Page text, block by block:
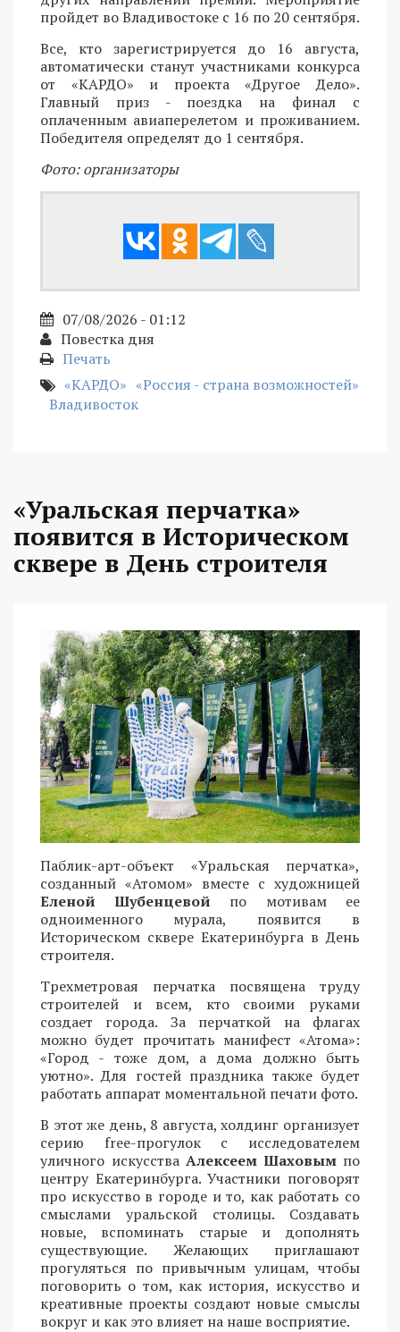
пройдет во Владивостоке с 16 по 20 сентября.
Все, кто зарегистрируется до 16 августа,
автоматически станут участниками конкурса
от «КАРДО» и проекта «Другое Дело».
Главный приз - поездка на финал с
оплаченным авиаперелетом и проживанием.
Победителя определят до 1 сентября.
Фото: организаторы
07/08/2026 - 01:12
Повестка дня
Печать
«КАРДО» «Россия - страна возможностей»
Владивосток
«Уральская перчатка»
появится в Историческом
сквере в День строителя
Паблик-арт-объект «Уральская перчатка»,
созданный «Атомом» вместе с художницей
Еленой Шубенцевой по мотивам ее
одноименного мурала, появится в
Историческом сквере Екатеринбурга в День
строителя.
Трехметровая перчатка посвящена труду
строителей и всем, кто своими руками
создает города. За перчаткой на флагах
можно будет прочитать манифест «Атома»:
«Город - тоже дом, а дома должно быть
уютно». Для гостей праздника также будет
работать аппарат моментальной печати фото.
В этот же день, 8 августа, холдинг организует
серию free-прогулок с исследователем
уличного искусства Алексеем Шаховым по
центру Екатеринбурга. Участники поговорят
про искусство в городе и то, как работать со
смыслами уральской столицы. Создавать
новые, вспоминать старые и дополнять
существующие. Желающих приглашают
прогуляться по привычным улицам, чтобы
поговорить о том, как история, искусство и
креативные проекты создают новые смыслы
вокруг и как это влияет на наше восприятие.